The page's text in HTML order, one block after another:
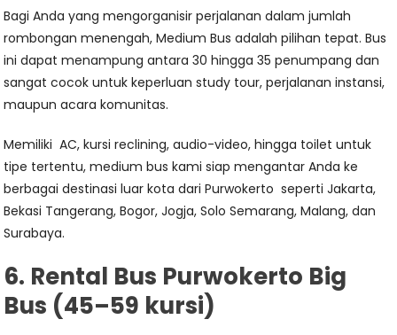
Bagi Anda yang mengorganisir perjalanan dalam jumlah
rombongan menengah, Medium Bus adalah pilihan tepat. Bus
ini dapat menampung antara 30 hingga 35 penumpang dan
sangat cocok untuk keperluan study tour, perjalanan instansi,
maupun acara komunitas.
Memiliki AC, kursi reclining, audio-video, hingga toilet untuk
tipe tertentu, medium bus kami siap mengantar Anda ke
berbagai destinasi luar kota dari Purwokerto seperti Jakarta,
Bekasi Tangerang, Bogor, Jogja, Solo Semarang, Malang, dan
Surabaya.
6. Rental Bus Purwokerto Big
Bus (45–59 kursi)